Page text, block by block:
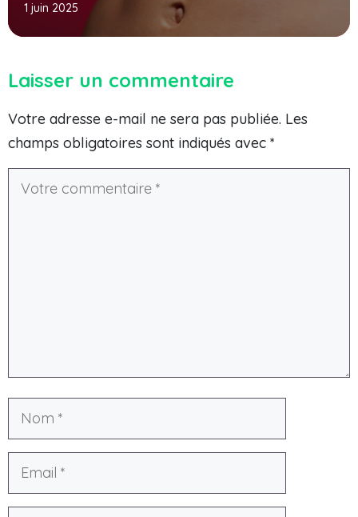
1 juin 2025
Laisser un commentaire
Votre adresse e-mail ne sera pas publiée. Les
champs obligatoires sont indiqués avec *